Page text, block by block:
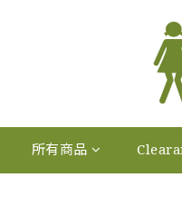
所有商品